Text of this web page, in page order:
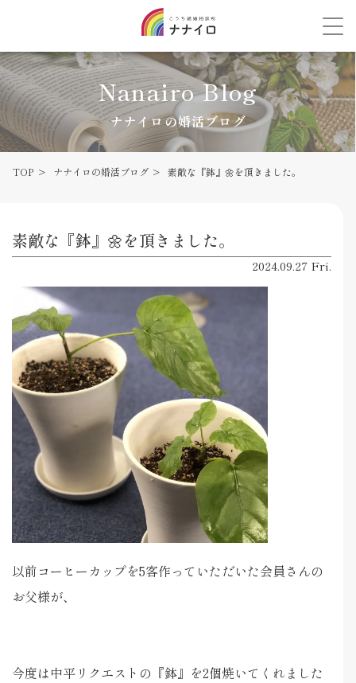
Nanairo Blog
ナナイロの婚活ブログ
TOP ナナイロの婚活ブログ 素敵な『鉢』🌼を頂きました。
素敵な『鉢』🌼を頂きました。
2024.09.27 Fri.
以前コーヒーカップを5客作っていただいた会員さんの
お父様が、
今度は中平リクエストの『鉢』を2個焼いてくれました